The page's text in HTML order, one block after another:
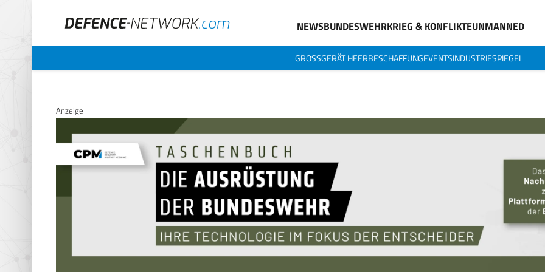
NEWSBUNDESWEHRKRIEG & KONFLIKTEUNMANNED
GROSSGERÄT HEERBESCHAFFUNGEVENTSINDUSTRIESPIEGEL
Anzeige